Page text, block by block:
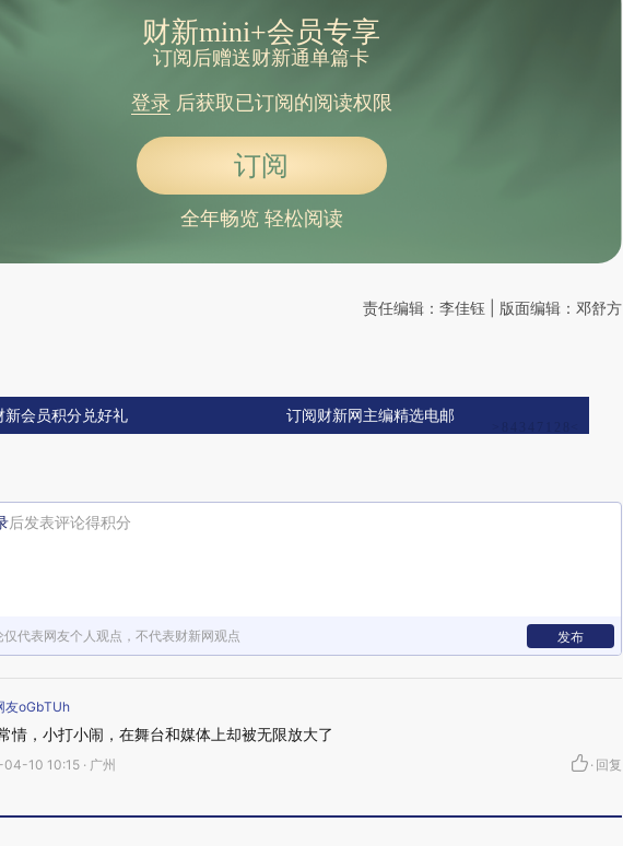
财新mini+会员专享
订阅后赠送财新通单篇卡
登录后获取已订阅的阅读权限
订阅
全年畅览 轻松阅读
责任编辑：李佳钰 | 版面编辑：邓舒方
新会员积分兑好礼 订阅财新网主编精选电邮
后发表评论得积分
仅代表网友个人观点，不代表财新网观点 发布
友oGbTUh
情，小打小闹，在舞台和媒体上却被无限放大了
10 10:15 · 广州 · 回复